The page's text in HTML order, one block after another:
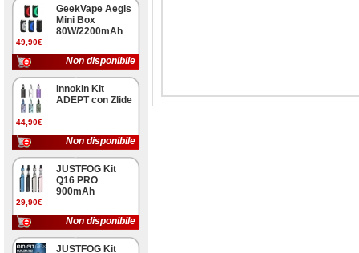
49,90€
GeekVape Aegis
Mini Box
80W/2200mAh
Non disponibile
44,90€
Innokin Kit
ADEPT con Zlide
Non disponibile
29,90€
JUSTFOG Kit
Q16 PRO
900mAh
Non disponibile
JUSTFOG Kit